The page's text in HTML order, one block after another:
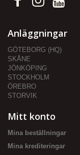
Anläggningar
GÖTEBORG (HQ)
SKÅNE
JÖNKÖPING
STOCKHOLM
ÖREBRO
STORVIK
Mitt konto
Mina beställningar
Mina krediteringar